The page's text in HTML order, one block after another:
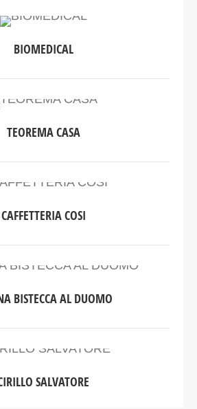
BIOMEDICAL
TEOREMA CASA
CAFFETTERIA COSI
BISTECCA AL DUOMO
SALVATORE